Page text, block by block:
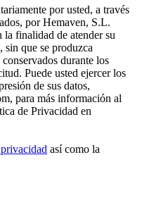
por usted, a través
por Hemaven, S.L.
la finalidad de atender su
sin que se produzca
durante los
Puede usted ejercer los
de sus datos,
para más información al
de Privacidad en
así como la